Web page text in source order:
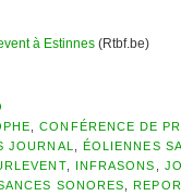
à Estinnes (Rtbf.be)
,CONFÉRENCE DE
JOURNAL
ÉOLIENNES
, INFRASONS
SONORES ,